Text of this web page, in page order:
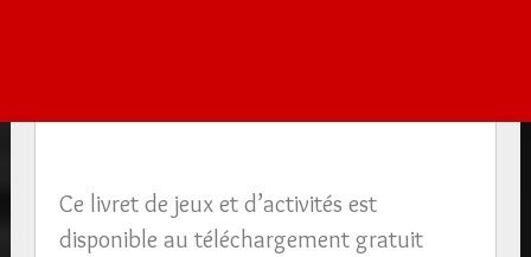
Ce livret de jeux et d’activités est
disponible au téléchargement gratuit